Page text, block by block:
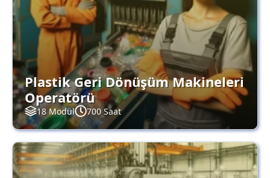
Plastik Geri Dönüşüm Makineleri
Operatörü
18 Modül 700 Saat